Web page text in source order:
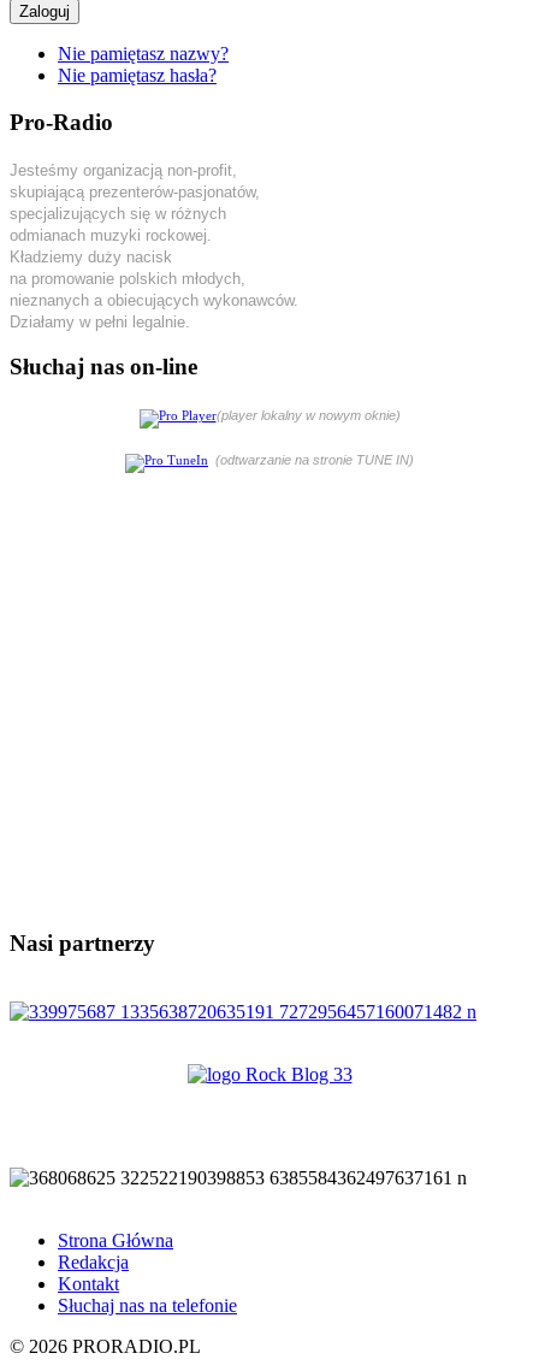
Zaloguj
Nie pamiętasz nazwy?
Nie pamiętasz hasła?
Pro-Radio
Jesteśmy organizacją non-profit,
skupiającą prezenterów-pasjonatów,
specjalizujących się w różnych
odmianach muzyki rockowej.
Kładziemy duży nacisk
na promowanie polskich młodych,
nieznanych a obiecujących wykonawców.
Działamy w pełni legalnie.
Słuchaj nas on-line
(player lokalny w nowym oknie)
(odtwarzanie na stronie TUNE IN)
Nasi partnerzy
Strona Główna
Redakcja
Kontakt
Słuchaj nas na telefonie
© 2026 PRORADIO.PL